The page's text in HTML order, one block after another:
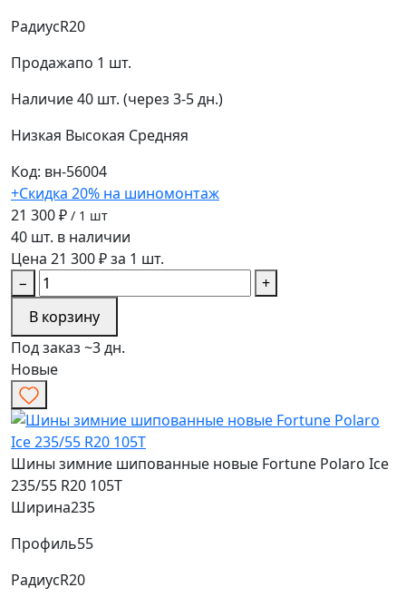
РадиусR20
Продажапо 1 шт.
Наличие40 шт. (через 3-5 дн.)
Низкая Высокая Средняя
Код: вн-56004
+Скидка 20% на шиномонтаж
21 300 ₽ / 1 шт
40 шт. в наличии
Цена 21 300 ₽ за 1 шт.
−
+
В корзину
Под заказ ~3 дн.
Новые
Шины зимние шипованные новые Fortune Polaro Ice
235/55 R20 105T
Ширина235
Профиль55
РадиусR20